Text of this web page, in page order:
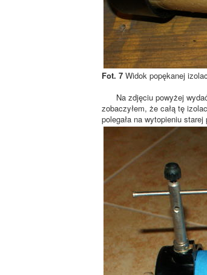
Fot. 7 Widok popękanej
Na zdjęciu powyżej
zobaczyłem, że całą tę
polegała na wytopieniu